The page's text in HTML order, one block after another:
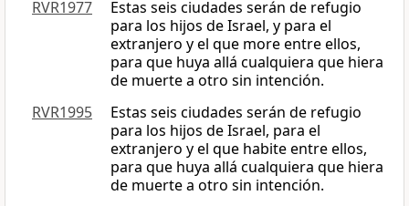
RVR1977
Estas seis ciudades serán de refugio
para los hijos de Israel, y para el
extranjero y el que more entre ellos,
para que huya allá cualquiera que hiera
de muerte a otro sin intención.
RVR1995
Estas seis ciudades serán de refugio
para los hijos de Israel, para el
extranjero y el que habite entre ellos,
para que huya allá cualquiera que hiera
de muerte a otro sin intención.